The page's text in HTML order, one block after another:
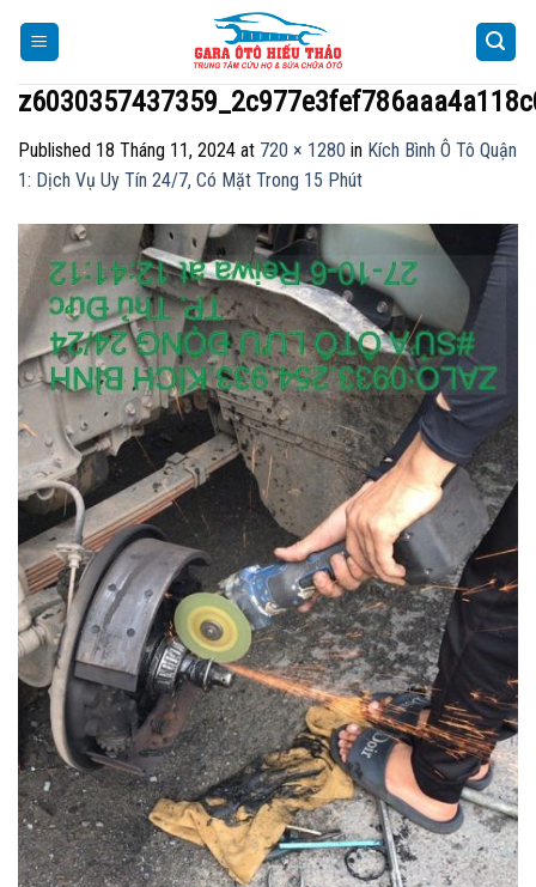
Published 18 Tháng 11, 2024 at 720 × 1280 in Kích Bình Ô Tô Quận
1: Dịch Vụ Uy Tín 24/7, Có Mặt Trong 15 Phút